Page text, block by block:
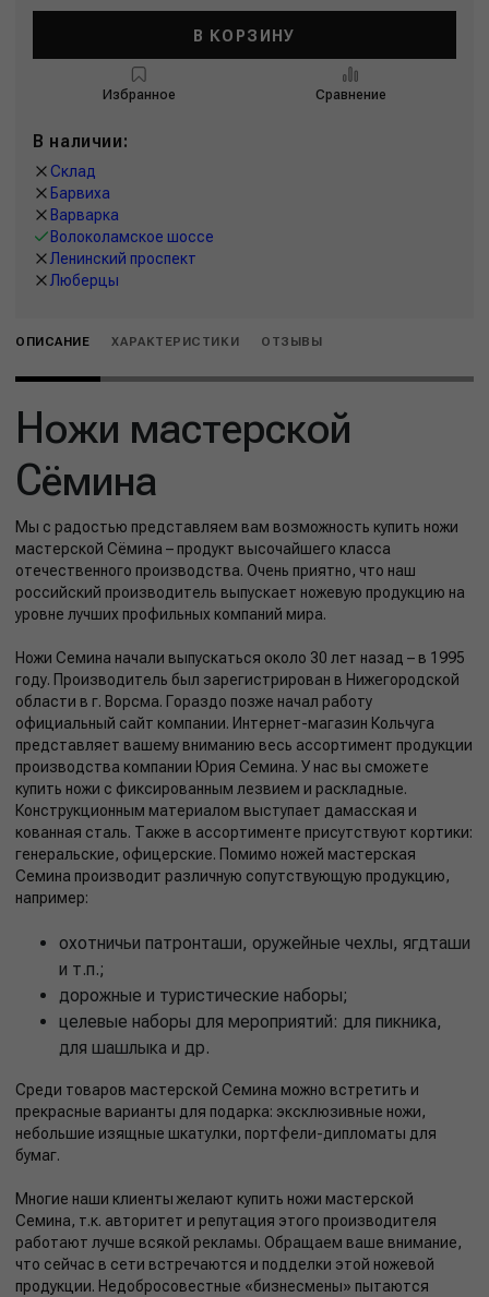
В КОРЗИНУ
Избранное Сравнение
В наличии:
Склад
Барвиха
Варварка
Волоколамское шоссе
Ленинский проспект
Люберцы
ОПИСАНИЕ ХАРАКТЕРИСТИКИ ОТЗЫВЫ
Ножи мастерской
Сёмина
Мы с радостью представляем вам возможность купить ножи
мастерской Сёмина – продукт высочайшего класса
отечественного производства. Очень приятно, что наш
российский производитель выпускает ножевую продукцию на
уровне лучших профильных компаний мира.
Ножи Семина начали выпускаться около 30 лет назад – в 1995
году. Производитель был зарегистрирован в Нижегородской
области в г. Ворсма. Гораздо позже начал работу
официальный сайт компании. Интернет-магазин Кольчуга
представляет вашему вниманию весь ассортимент продукции
производства компании Юрия Семина. У нас вы сможете
купить ножи с фиксированным лезвием и раскладные.
Конструкционным материалом выступает дамасская и
кованная сталь. Также в ассортименте присутствуют кортики:
генеральские, офицерские. Помимо ножей мастерская
Семина производит различную сопутствующую продукцию,
например:
охотничьи патронташи, оружейные чехлы, ягдташи
и т.п.;
дорожные и туристические наборы;
целевые наборы для мероприятий: для пикника,
для шашлыка и др.
Среди товаров мастерской Семина можно встретить и
прекрасные варианты для подарка: эксклюзивные ножи,
небольшие изящные шкатулки, портфели-дипломаты для
бумаг.
Многие наши клиенты желают купить ножи мастерской
Семина, т.к. авторитет и репутация этого производителя
работают лучше всякой рекламы. Обращаем ваше внимание,
что сейчас в сети встречаются и подделки этой ножевой
продукции. Недобросовестные «бизнесмены» пытаются